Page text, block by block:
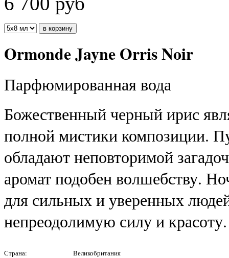
Ormonde Jayne Orris Noir
Парфюмированная вода
Божественный черный ирис
полной мистики композиции.
обладают неповторимой
аромат подобен волшебству.
для сильных и уверенных
непреодолимую силу и красоту.
Страна: Великобритания